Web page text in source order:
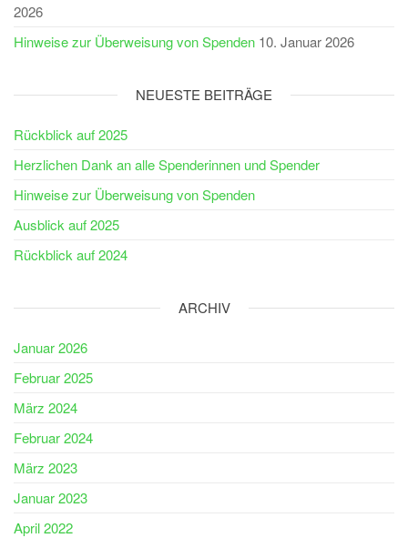
2026
Hinweise zur Überweisung von Spenden 10. Januar 2026
NEUESTE BEITRÄGE
Rückblick auf 2025
Herzlichen Dank an alle Spenderinnen und Spender
Hinweise zur Überweisung von Spenden
Ausblick auf 2025
Rückblick auf 2024
ARCHIV
Januar 2026
Februar 2025
März 2024
Februar 2024
März 2023
Januar 2023
April 2022